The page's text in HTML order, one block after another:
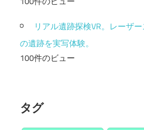
リアル遺跡探検VR。レーザ
の遺跡を実写体験。
100件のビュー
タグ